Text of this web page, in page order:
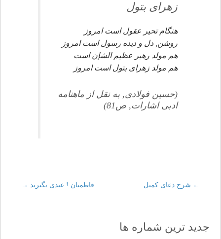
زهراى بتول
هنگام تحير عقول است امروز
روشن, دل و ديده رسول است امروز
هم مولد رهبر عظيم الشإن است
هم مولد زهراى بتول است امروز
(حسين فولادى, به نقل از ماهنامه
ادبى اشارات, ص81)
Post
navigation
← شرح دعاى كميل فاطميان ! عيدى بگيريد →
جدید ترین شماره ها